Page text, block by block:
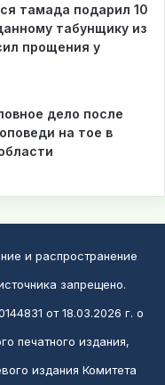
тамада подарил 10
табунщику из
прощения у
дело после
на тое в
и распространение
запрещено.
от 18.03.2026 г. о
печатного издания,
издания Комитета